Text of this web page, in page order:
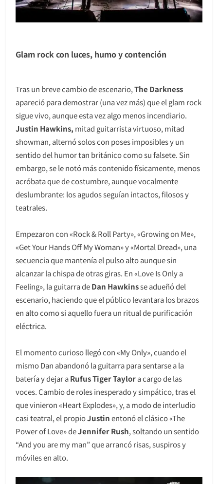
Glam rock con luces, humo y contención
Tras un breve cambio de escenario,The Darkness
apareció para demostrar (una vez más) que el glam rock
sigue vivo, aunque esta vez algo menos incendiario.
Justin Hawkins, mitad guitarrista virtuoso, mitad
showman, alternó solos con poses imposibles y un
sentido del humor tan británico como su falsete. Sin
embargo, se le notó más contenido físicamente, menos
acróbata que de costumbre, aunque vocalmente
deslumbrante: los agudos seguían intactos, filosos y
teatrales.
Empezaron con «Rock & Roll Party», «Growing on Me»,
«Get Your Hands Off My Woman» y «Mortal Dread», una
secuencia que mantenía el pulso alto aunque sin
alcanzar la chispa de otras giras. En «Love Is Only a
Feeling», la guitarra deDan Hawkinsse adueñó del
escenario, haciendo que el público levantara los brazos
en alto como si aquello fuera un ritual de purificación
eléctrica.
El momento curioso llegó con «My Only», cuando el
mismo Dan abandonó la guitarra para sentarse a la
batería y dejar aRufus Tiger Taylora cargo de las
voces. Cambio de roles inesperado y simpático, tras el
que vinieron «Heart Explodes», y, a modo de interludio
casi teatral, el propioJustinentonó el clásico «The
Power of Love» deJennifer Rush, soltando un sentido
“And you are my man” que arrancó risas, suspiros y
móviles en alto.